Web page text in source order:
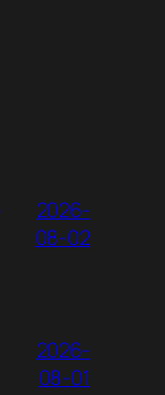
2026-
08-02
2026-
08-01